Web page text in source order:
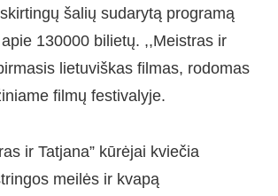
šalių sudarytą programą
130000 bilietų. ,,Meistras ir
lietuviškas filmas, rodomas
filmų festivalyje.
ir Tatjana” kūrėjai kviečia
meilės ir kvapą